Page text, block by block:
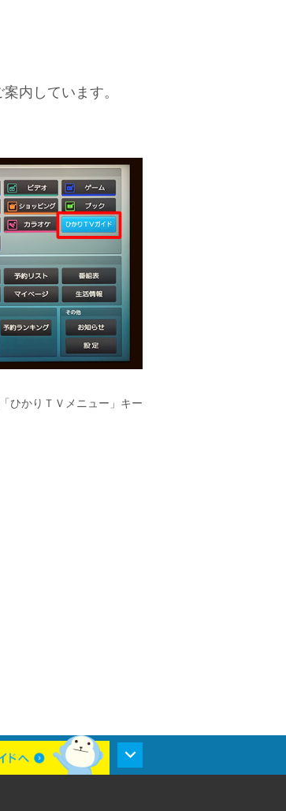
内しています。
ひかりＴＶメニュー」キー